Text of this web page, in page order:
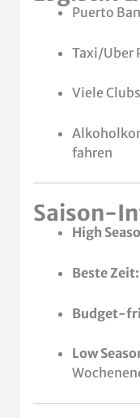
Puerto
Taxi/Uber
Viele
fahren
Saison-
High
Beste Zeit:
Budget-
Low